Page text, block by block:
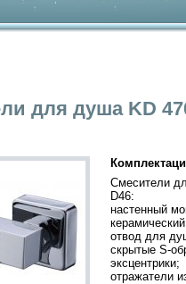
для душа KD
Смесители
D46:
настенный
отвод для
скрытые S-
эксцентрики;
отражатели